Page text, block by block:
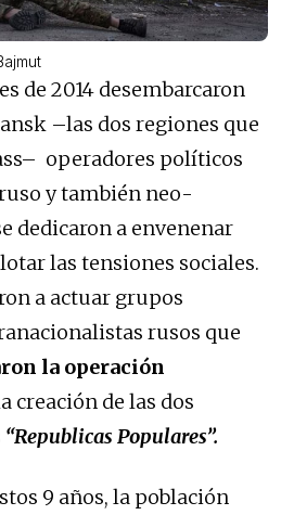
de 2014 desembarcaron
–las dos regiones que
operadores políticos
y también neo-
dedicaron a envenenar
las tensiones sociales.
a actuar grupos
rusos que
la operación
creación de las dos
“Republicas Populares”.
9 años, la población